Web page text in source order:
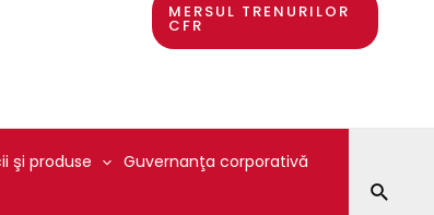
MERSUL TRENURILOR
CFR
şi produse Guvernanţa corporativă